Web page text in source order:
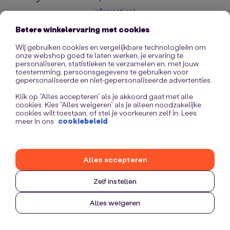
information).
Betere winkelervaring met cookies
Wij gebruiken cookies en vergelijkbare technologieën om
onze webshop goed te laten werken, je ervaring te
personaliseren, statistieken te verzamelen en, met jouw
toestemming, persoonsgegevens te gebruiken voor
gepersonaliseerde en niet-gepersonaliseerde advertenties.
Klik op “Alles accepteren” als je akkoord gaat met alle
cookies. Kies “Alles weigeren” als je alleen noodzakelijke
cookies wilt toestaan, of stel je voorkeuren zelf in. Lees
meer in ons cookiebeleid
Zelf instellen
Alles weigeren
Alles accepteren